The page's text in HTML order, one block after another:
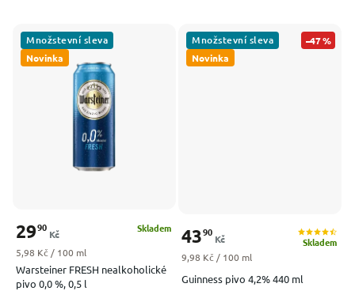
Novinka
Množstevní sleva
Warsteiner FRESH nealkoholické
pivo 0,0 %, 0,5 l
Skladem
2990
Kč
Měrná cena:
5,98 Kč / 100 ml
Novinka
Množstevní sleva –47 %
Guinness pivo 4,2% 440 ml
Skladem
4390
Kč
Měrná cena:
9,98 Kč / 100 ml